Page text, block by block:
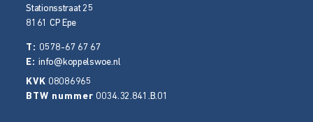
Stationsstraat 25
8161 CPEpe
T: 0578-67 67 67
E:info@koppelswoe.nl
KVK 08086965
BTW nummer 0034.32.841.B.01